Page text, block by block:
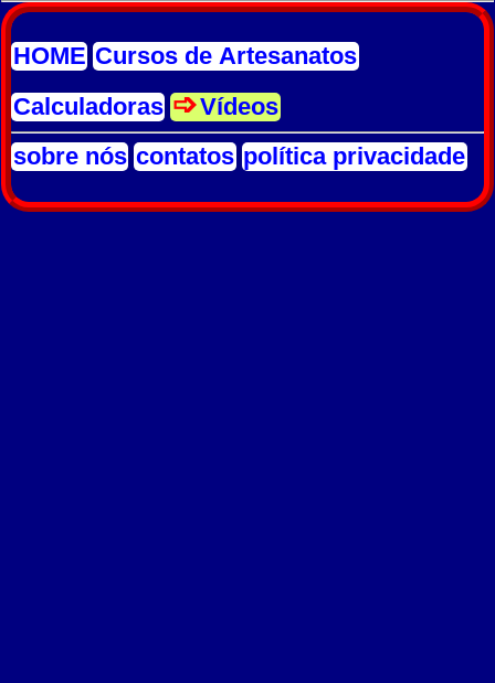
HOME Cursos de Artesanatos
Calculadoras
Vídeos
sobre nós contatos política privacidade